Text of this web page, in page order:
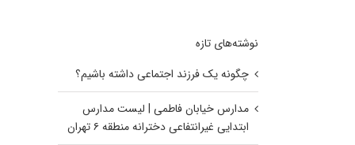
نوشته‌های تازه
چگونه یک فرزند اجتماعی داشته باشیم؟
مدارس خیابان فاطمی | لیست مدارس
ابتدایی غیرانتفاعی دخترانه منطقه ۶ تهران